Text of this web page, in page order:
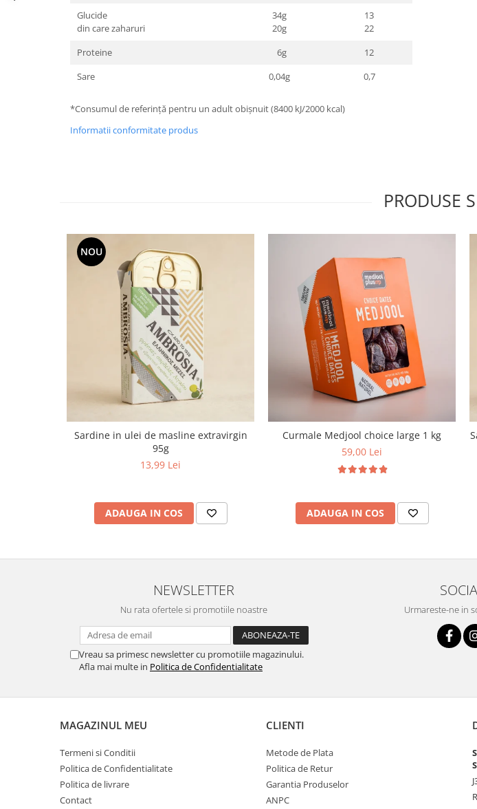
Glucide
din care zaharuri
34g
20g
13
22
Proteine
6g
12
Sare
0,04g 0,7
*Consumul de referință pentru un adult obișnuit (8400 kJ/2000 kcal)
Informatii conformitate produs
PRODUSE
NOU
Sardine in ulei de masline extravirgin
95g
13,99 Lei
ADAUGA IN COS
Curmale Medjool choice large 1 kg
59,00 Lei
ADAUGA IN COS
NEWSLETTER
Nu rata ofertele si promotiile noastre
Vreau sa primesc newsletter cu promotiile magazinului.
Afla mai multe in Politica de Confidentialitate
Urmareste-ne in
MAGAZINUL MEU
Termeni si Conditii
Politica de Confidentialitate
Politica de livrare
Contact
CLIENTI
Metode de Plata
Politica de Retur
Garantia Produselor
ANPC